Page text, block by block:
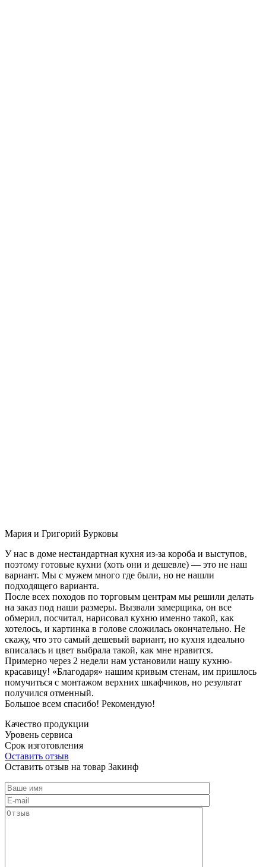
Мария и Григорий Бурковы
У нас в доме нестандартная кухня из-за короба и выступов,
поэтому готовые кухни (хоть они и дешевле) — это не наш
вариант. Мы с мужем много где были, но не нашли
подходящего варианта.
После всех походов по торговым центрам мы решили делать
на заказ под наши размеры. Вызвали замерщика, он все
обмерил, посчитал, нарисовал кухню именно такой, как
хотелось, и картинка в голове сложилась окончательно. Не
скажу, что это самый дешевый вариант, но кухня идеально
вписалась и цвет выбрала такой, как мне нравится.
Примерно через 2 недели нам установили нашу кухню-
красавицу! «Благодаря» нашим кривым стенам, им пришлось
помучиться с монтажом верхних шкафчиков, но результат
получился отменный.
Большое всем спасибо! Рекомендую!
Качество продукции
Уровень сервиса
Срок изготовления
Оставить отзыв
Оставить отзыв на товар Закинф